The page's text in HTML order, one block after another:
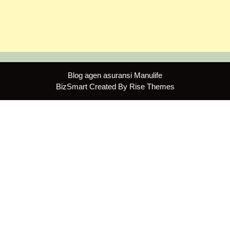
Blog agen asuransi Manulife
BizSmart Created By Rise Themes